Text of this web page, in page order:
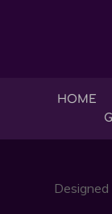
HOME
Designed